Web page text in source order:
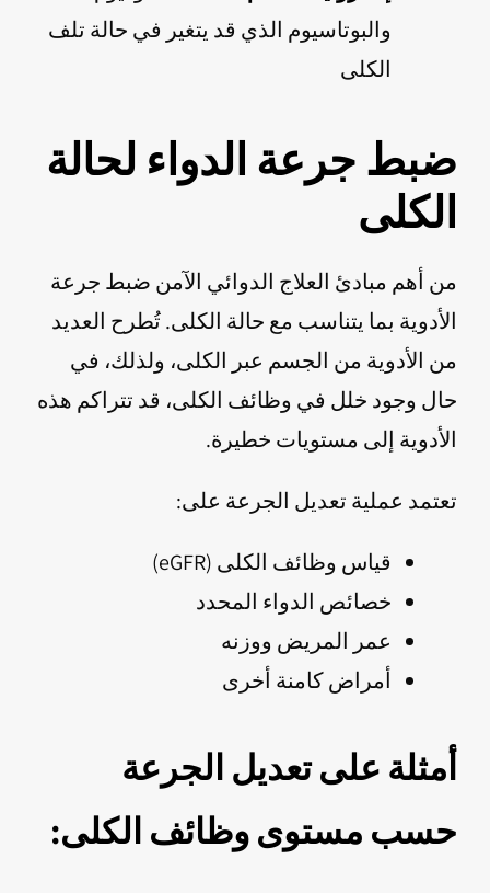
والبوتاسيوم الذي قد يتغير في حالة تلف
الكلى
ضبط جرعة الدواء لحالة
الكلى
من أهم مبادئ العلاج الدوائي الآمن ضبط جرعة
الأدوية بما يتناسب مع حالة الكلى. تُطرح العديد
من الأدوية من الجسم عبر الكلى، ولذلك، في
حال وجود خلل في وظائف الكلى، قد تتراكم هذه
الأدوية إلى مستويات خطيرة.
تعتمد عملية تعديل الجرعة على:
قياس وظائف الكلى (eGFR)
خصائص الدواء المحدد
عمر المريض ووزنه
أمراض كامنة أخرى
أمثلة على تعديل الجرعة
حسب مستوى وظائف الكلى: